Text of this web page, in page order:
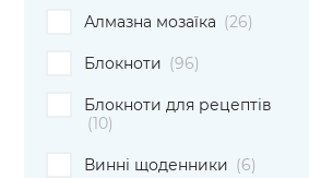
Алмазна мозаїка (26)
Блокноти (96)
Блокноти для рецептів
(10)
Винні щоденники (6)